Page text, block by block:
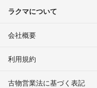
ラクマについて
会社概要
利用規約
古物営業法に基づく表記